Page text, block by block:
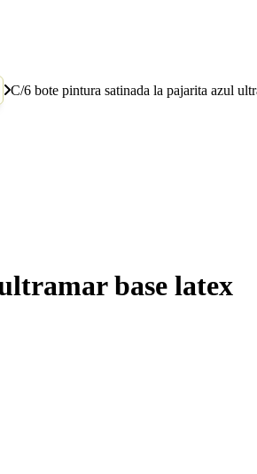
C/6 bote pintura satinada la pajarita azul
base latex